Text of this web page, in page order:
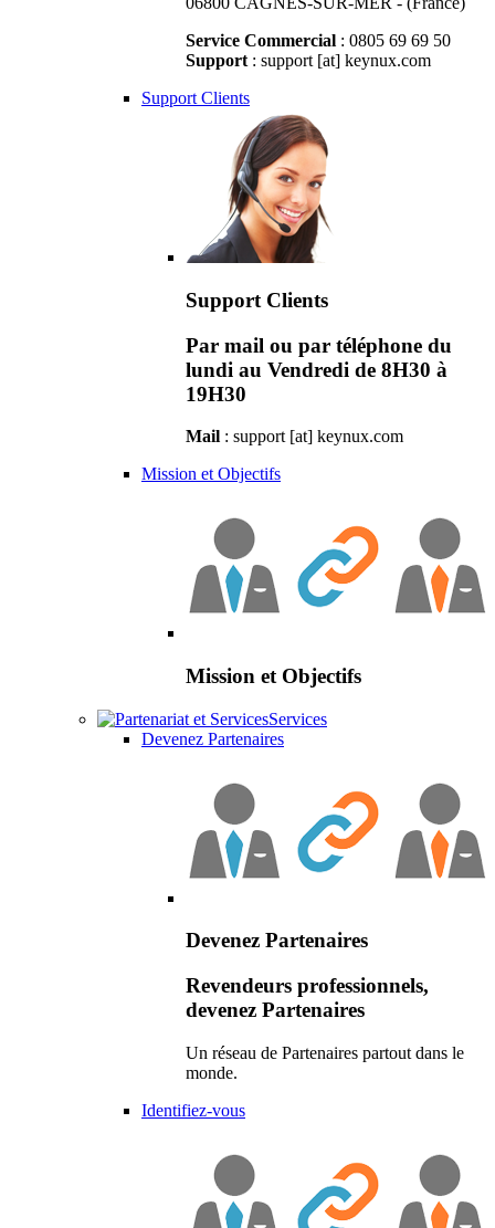
Service Commercial : 0805 69 69 50
Support : support [at] keynux.com
Support Clients
Support Clients
Par mail ou par téléphone du
lundi au Vendredi de 8H30 à
19H30
Mail : support [at] keynux.com
Mission et Objectifs
Mission et Objectifs
Services
Devenez Partenaires
Devenez Partenaires
Revendeurs professionnels,
devenez Partenaires
Un réseau de Partenaires partout dans le
monde.
Identifiez-vous